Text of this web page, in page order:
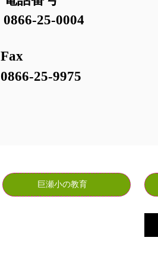
0866-25-0004
Fax
0866-25-9975
巨瀬小の教育